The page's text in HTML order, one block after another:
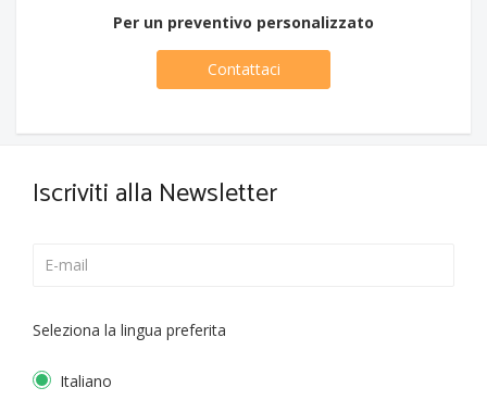
Per un preventivo personalizzato
Contattaci
Iscriviti alla Newsletter
Seleziona la lingua preferita
Italiano